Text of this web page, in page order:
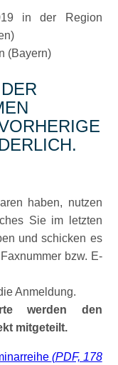
in der Region
(Bayern)
haben, nutzen
Sie im letzten
und schicken es
bzw. E-
Anmeldung.
werden den
mitgeteilt.
(PDF, 178